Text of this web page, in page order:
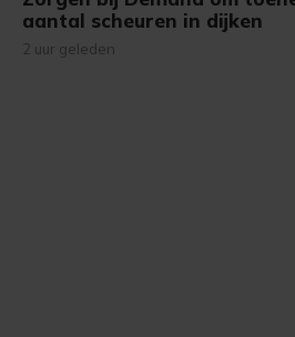
aantal scheuren in dijken
2 uur geleden